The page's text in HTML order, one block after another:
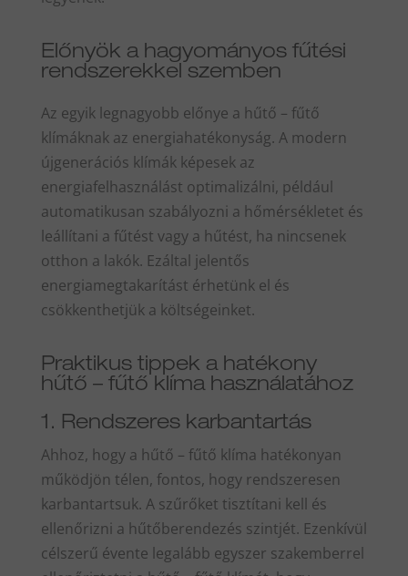
Előnyök a hagyományos fűtési
rendszerekkel szemben
Az egyik legnagyobb előnye a hűtő – fűtő
klímáknak az energiahatékonyság. A modern
újgenerációs klímák képesek az
energiafelhasználást optimalizálni, például
automatikusan szabályozni a hőmérsékletet és
leállítani a fűtést vagy a hűtést, ha nincsenek
otthon a lakók. Ezáltal jelentős
energiamegtakarítást érhetünk el és
csökkenthetjük a költségeinket.
Praktikus tippek a hatékony
hűtő – fűtő klíma használatához
1. Rendszeres karbantartás
Ahhoz, hogy a hűtő – fűtő klíma hatékonyan
működjön télen, fontos, hogy rendszeresen
karbantartsuk. A szűrőket tisztítani kell és
ellenőrizni a hűtőberendezés szintjét. Ezenkívül
célszerű évente legalább egyszer szakemberrel